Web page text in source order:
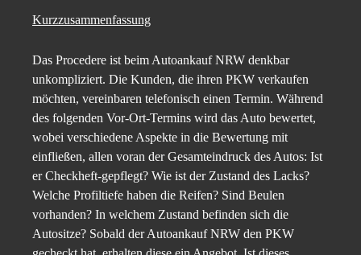
Kurzzusammenfassung
Das Procedere ist beim Autoankauf NRW denkbar
unkompliziert. Die Kunden, die ihren PKW verkaufen
möchten, vereinbaren telefonisch einen Termin. Während
des folgenden Vor-Ort-Termins wird das Auto bewertet,
wobei verschiedene Aspekte in die Bewertung mit
einfließen, allen voran der Gesamteindruck des Autos: Ist
er Checkheft-gepflegt? Wie ist der Zustand des Lacks?
Welche Profiltiefe haben die Reifen? Sind Beulen
vorhanden? In welchem Zustand befinden sich die
Autositze? Sobald der Autoankauf NRW den PKW